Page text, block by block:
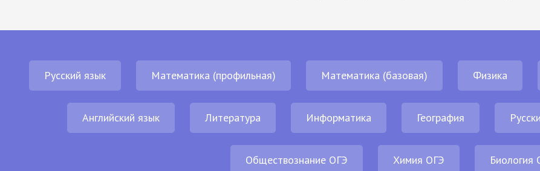
Русский язык Математика (профильная) Математика (базовая) Физика
Английский язык Литература Информатика География
Обществознание ОГЭ Химия ОГЭ Биология